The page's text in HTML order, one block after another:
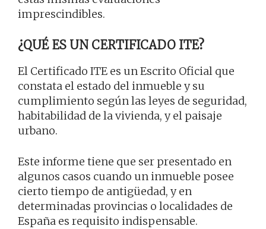
imprescindibles.
¿QUÉ ES UN CERTIFICADO ITE?
El Certificado ITE es un Escrito Oficial que
constata el estado del inmueble y su
cumplimiento según las leyes de seguridad,
habitabilidad de la vivienda, y el paisaje
urbano.
Este informe tiene que ser presentado en
algunos casos cuando un inmueble posee
cierto tiempo de antigüedad, y en
determinadas provincias o localidades de
España es requisito indispensable.